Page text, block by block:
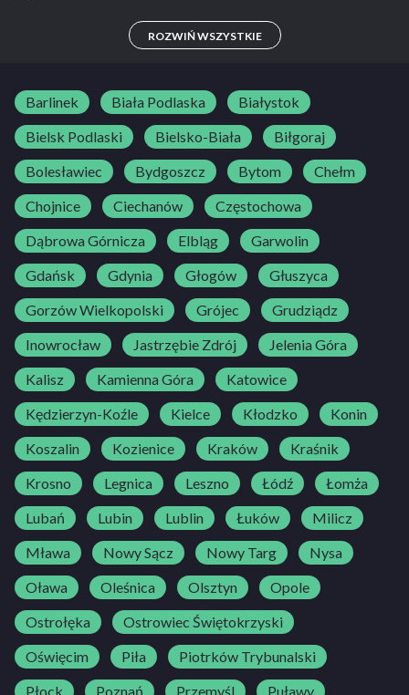
ROZWIŃ WSZYSTKIE
Barlinek Biała Podlaska
Białystok
Bielsk Podlaski
Bielsko-Biała
Biłgoraj
Bolesławiec
Bydgoszcz Bytom
Chełm
Chojnice
Ciechanów
Częstochowa
Dąbrowa Górnicza
Elbląg
Garwolin
Gdańsk
Gdynia Głogów
Głuszyca
Gorzów Wielkopolski
Grójec
Grudziądz
Inowrocław
Jastrzębie Zdrój
Jelenia Góra
Kalisz
Kamienna Góra
Katowice
Kędzierzyn-Koźle
Kielce Kłodzko
Konin
Koszalin
Kozienice Kraków
Kraśnik
Krosno
Legnica Leszno Łódź
Łomża
Lubań
Lubin Lublin Łuków
Milicz
Mława
Nowy Sącz Nowy Targ
Nysa
Oława
Oleśnica Olsztyn
Opole
Ostrołęka
Ostrowiec Świętokrzyski
Oświęcim
Piła
Piotrków Trybunalski
Płock
Poznań Przemyśl Puławy